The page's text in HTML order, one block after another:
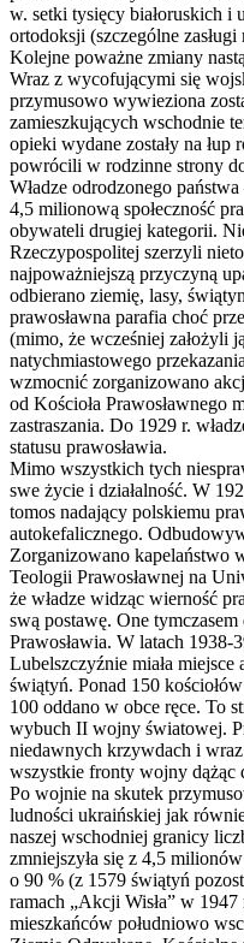
w. setki tysięcy białoruskich i
ortodoksji (szczególne
Kolejne poważne zmiany
Wraz z wycofującymi się
przymusowo wywieziona
zamieszkujących wschodnie
opieki wydane zostały na łup
powrócili w rodzinne strony
Władze odrodzonego
4,5 milionową społeczność
obywateli drugiej kategorii.
Rzeczypospolitej szerzyli
najpoważniejszą przyczyną
odbierano ziemię, lasy,
prawosławna parafia choć
(mimo, że wcześniej założyli
natychmiastowego
wzmocnić zorganizowano
od Kościoła Prawosławnego
zastraszania. Do 1929 r.
statusu prawosławia.
Mimo wszystkich tych
swe życie i działalność. W
tomos nadający polskiemu
autokefalicznego.
Zorganizowano kapelaństwo
Teologii Prawosławnej na
że władze widząc wierność
swą postawę. One
Prawosławia. W latach 1938-
Lubelszczyźnie miała miejsce
świątyń. Ponad 150
100 oddano w obce ręce. To
wybuch II wojny światowej.
niedawnych krzywdach i
wszystkie fronty wojny
Po wojnie na skutek
ludności ukraińskiej jak
naszej wschodniej granicy
zmniejszyła się z 4,5
o 90 % (z 1579 świątyń
ramach „Akcji Wisła” w 1947
mieszkańców południowo